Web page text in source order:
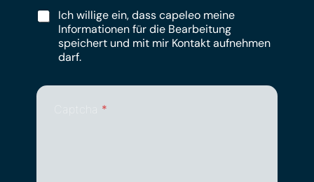
Ich willige ein, dass capeleo meine
Informationen für die Bearbeitung
speichert und mit mir Kontakt aufnehmen
darf.
Captcha *